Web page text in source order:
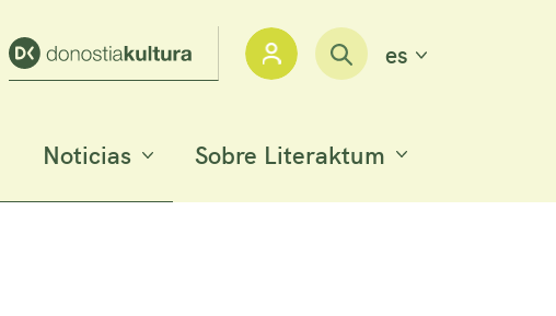
Iniciar sesión
es
Noticias Sobre Literaktum